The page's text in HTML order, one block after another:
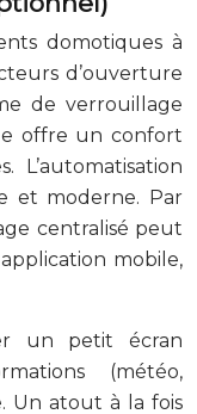
domotiques à
d’ouverture
de verrouillage
offre un confort
L’automatisation
et moderne. Par
centralisé peut
mobile,
un petit écran
(météo,
Un atout à la fois